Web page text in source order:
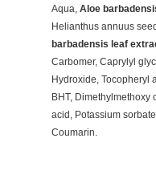
Aqua, Aloe
Helianthus annuus
barbadensis leaf
Carbomer, Caprylyl
Hydroxide, Tocopheryl
BHT, Dimethylmethoxy
acid, Potassium
Coumarin.